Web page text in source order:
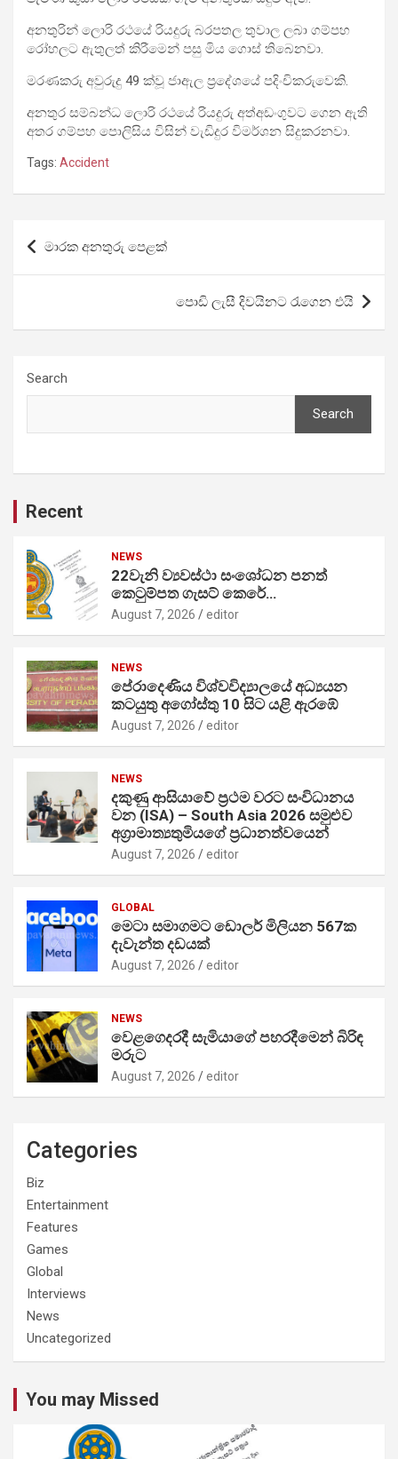
අනතුරින් ලොරි රථයේ රියදුරු බරපතල තුවාල ලබා ගම්පහ
රෝහලට ඇතුලත් කිරීමෙන් පසු මිය ගොස් තිබෙනවා.
මරණකරු අවුරුදු 49 ක්වූ ජාඇල ප්‍රදේශයේ පදිංචිකරුවෙකි.
අනතුර සම්බන්ධ ලොරි රථයේ රියදුරු අත්අඩංගුවට ගෙන ඇති
අතර ගම්පහ පොලිසිය විසින් වැඩිදුර විමර්ශන සිදුකරනවා.
Tags: Accident
Post
navigation
මාරක අනතුරු පෙළක්
පොඩි ලැසී දිවයිනට රැගෙන එයි
Search
Search
Recent
NEWS
22වැනි ව්‍යවස්ථා සංශෝධන පනත්
කෙටුම්පත ගැසට් කෙරේ…
August 7, 2026 editor
NEWS
පේරාදෙණිය විශ්වවිද්‍යාලයේ අධ්‍යයන
කටයුතු අගෝස්තු 10 සිට යළි ඇරඹේ
August 7, 2026 editor
NEWS
දකුණු ආසියාවේ ප්‍රථම වරට සංවිධානය
වන (ISA) – South Asia 2026 සමුළුව
අග්‍රාමාත්‍යතුමියගේ ප්‍රධානත්වයෙන්
August 7, 2026 editor
GLOBAL
මෙටා සමාගමට ඩොලර් මිලියන 567ක
දැවැන්ත දඩයක්
August 7, 2026 editor
NEWS
වෙළගෙදරදී සැමියාගේ පහරදීමෙන් බිරිඳ
මරුට
August 7, 2026 editor
Categories
Biz
Entertainment
Features
Games
Global
Interviews
News
Uncategorized
You may Missed